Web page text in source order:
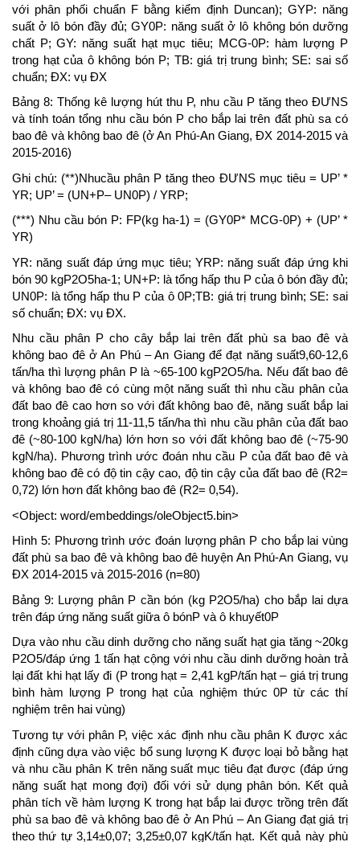
với phân phối chuẩn F bằng kiểm định Duncan); GYP: năng
suất ở lô bón đầy đủ; GY0P: năng suất ở lô không bón dưỡng
chất P; GY: năng suất hạt mục tiêu; MCG-0P: hàm lượng P
trong hạt của ô không bón P; TB: giá trị trung bình; SE: sai số
chuẩn; ĐX: vụ ĐX
Bảng 8: Thống kê lượng hút thu P, nhu cầu P tăng theo ĐƯNS
và tính toán tổng nhu cầu bón P cho bắp lai trên đất phù sa có
bao đê và không bao đê (ở An Phú-An Giang, ĐX 2014-2015 và
2015-2016)
Ghi chú: (**)Nhucầu phân P tăng theo ĐƯNS mục tiêu = UP’ *
YR; UP’ = (UN+P– UN0P) / YRP;
(***) Nhu cầu bón P: FP(kg ha-1) = (GY0P* MCG-0P) + (UP’ *
YR)
YR: năng suất đáp ứng mục tiêu; YRP: năng suất đáp ứng khi
bón 90 kgP2O5ha-1; UN+P: là tổng hấp thu P của ô bón đầy đủ;
UN0P: là tổng hấp thu P của ô 0P;TB: giá trị trung bình; SE: sai
số chuẩn; ĐX: vụ ĐX.
Nhu cầu phân P cho cây bắp lai trên đất phù sa bao đê và
không bao đê ở An Phú – An Giang để đạt năng suất9,60-12,6
tấn/ha thì lượng phân P là ~65-100 kgP2O5/ha. Nếu đất bao đê
và không bao đê có cùng một năng suất thì nhu cầu phân của
đất bao đê cao hơn so với đất không bao đê, năng suất bắp lai
trong khoảng giá trị 11-11,5 tấn/ha thì nhu cầu phân của đất bao
đê (~80-100 kgN/ha) lớn hơn so với đất không bao đê (~75-90
kgN/ha). Phương trình ước đoán nhu cầu P của đất bao đê và
không bao đê có độ tin cậy cao, độ tin cậy của đất bao đê (R2=
0,72) lớn hơn đất không bao đê (R2= 0,54).
<Object: word/embeddings/oleObject5.bin>
Hình 5: Phương trình ước đoán lượng phân P cho bắp lai vùng
đất phù sa bao đê và không bao đê huyện An Phú-An Giang, vụ
ĐX 2014-2015 và 2015-2016 (n=80)
Bảng 9: Lượng phân P cần bón (kg P2O5/ha) cho bắp lai dựa
trên đáp ứng năng suất giữa ô bónP và ô khuyết0P
Dựa vào nhu cầu dinh dưỡng cho năng suất hạt gia tăng ~20kg
P2O5/đáp ứng 1 tấn hạt cộng với nhu cầu dinh dưỡng hoàn trả
lại đất khi hạt lấy đi (P trong hạt = 2,41 kgP/tấn hạt – giá trị trung
bình hàm lượng P trong hạt của nghiệm thức 0P từ các thí
nghiệm trên hai vùng)
Tương tự với phân P, việc xác định nhu cầu phân K được xác
định cũng dựa vào việc bổ sung lượng K được loại bỏ bằng hạt
và nhu cầu phân K trên năng suất mục tiêu đạt được (đáp ứng
năng suất hạt mong đợi) đối với sử dụng phân bón. Kết quả
phân tích về hàm lượng K trong hạt bắp lai được trồng trên đất
phù sa bao đê và không bao đê ở An Phú – An Giang đạt giá trị
theo thứ tự 3,14±0,07; 3,25±0,07 kgK/tấn hạt. Kết quả này phù